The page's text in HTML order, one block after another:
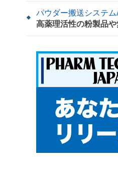
パウダー搬送システ
高薬理活性の粉製品